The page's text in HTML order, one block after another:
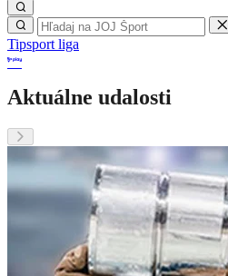
Tipsport liga
Aktuálne udalosti